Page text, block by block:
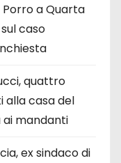
a Quarta
caso
quattro
alla casa del
ai mandanti
ex sindaco di